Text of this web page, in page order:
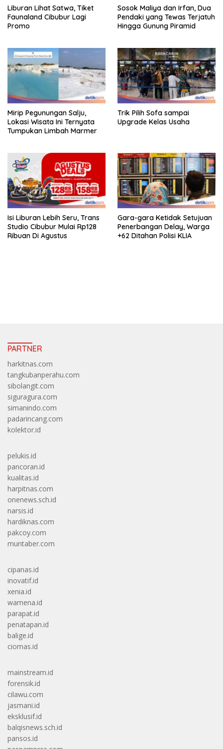
Liburan Lihat Satwa, Tiket
Faunaland Cibubur Lagi
Promo
Sosok Maliya dan Irfan, Dua
Pendaki yang Tewas Terjatuh
Hingga Gunung Piramid
Mirip Pegunungan Salju,
Lokasi Wisata Ini Ternyata
Tumpukan Limbah Marmer
Trik Pilih Sofa sampai
Upgrade Kelas Usaha
Isi Liburan Lebih Seru, Trans
Studio Cibubur Mulai Rp128
Ribuan Di Agustus
Gara-gara Ketidak Setujuan
Penerbangan Delay, Warga
+62 Ditahan Polisi KLIA
PARTNER
harkitnas.com
tangkubanperahu.com
sibolangit.com
siguragura.com
simanindo.com
padarincang.com
kolektor.id
pelukis.id
pancoran.id
kualitas.id
harpitnas.com
onenews.sch.id
narsis.id
hardiknas.com
pakcoy.com
muntaber.com
cipanas.id
inovatif.id
xenia.id
wamena.id
parapat.id
penatapan.id
balige.id
ciomas.id
mainstream.id
forensik.id
cilawu.com
jasmani.id
eksklusif.id
balqisnews.sch.id
pansos.id